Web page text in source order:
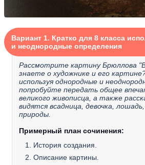
Вариант 1. Кратко для 8 класса
и неоднородные определения
Рассмотрите картину Брюллова
знаете о художнике и его
используя однородные и
попробуйте передать общее
великого живописца, а также
видятся всадница, девочка,
природы.
Примерный план сочинения:
1. История создания.
2. Описание картины.